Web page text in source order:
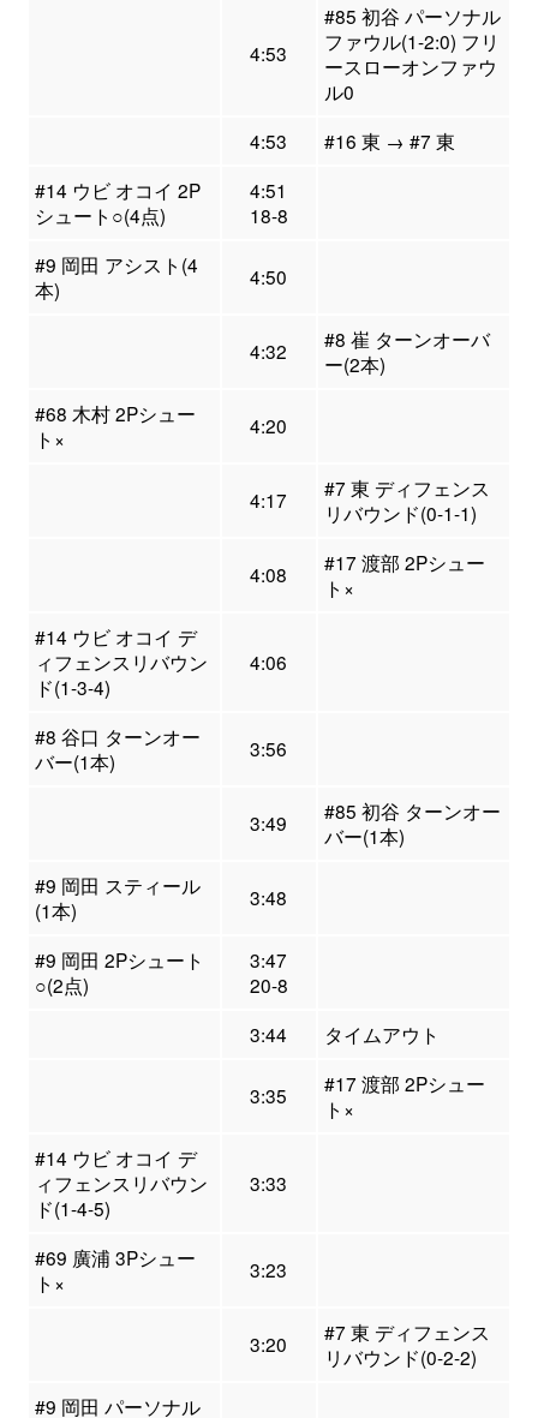
4:53
#85 初谷 パーソナル
ファウル(1-2:0) フリ
ースローオンファウ
ル0
4:53
#16 東 → #7 東
#14 ウビ オコイ 2P
シュート○(4点)
4:51
18-8
#9 岡田 アシスト(4
本)
4:50
4:32
#8 崔 ターンオーバ
ー(2本)
#68 木村 2Pシュー
ト×
4:20
4:17
#7 東 ディフェンス
リバウンド(0-1-1)
4:08
#17 渡部 2Pシュー
ト×
#14 ウビ オコイ デ
ィフェンスリバウン
ド(1-3-4)
4:06
#8 谷口 ターンオー
バー(1本)
3:56
3:49
#85 初谷 ターンオー
バー(1本)
#9 岡田 スティール
(1本)
3:48
#9 岡田 2Pシュート
○(2点)
3:47
20-8
3:44
タイムアウト
3:35
#17 渡部 2Pシュー
ト×
#14 ウビ オコイ デ
ィフェンスリバウン
ド(1-4-5)
3:33
#69 廣浦 3Pシュー
ト×
3:23
3:20
#7 東 ディフェンス
リバウンド(0-2-2)
#9 岡田 パーソナル